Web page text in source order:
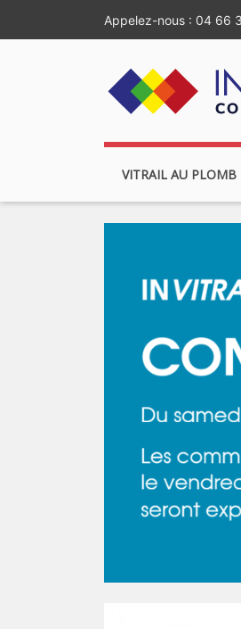
Appelez-nous : 04 66
VITRAIL AU PLOMB